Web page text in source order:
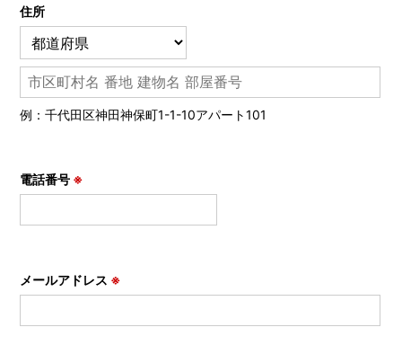
住所
例：千代田区神田神保町1-1-10アパート101
電話番号 ※
メールアドレス ※